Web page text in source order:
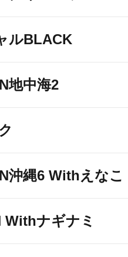
ルBLACK
地中海2
沖縄6 Withえなこ
Withナギナミ